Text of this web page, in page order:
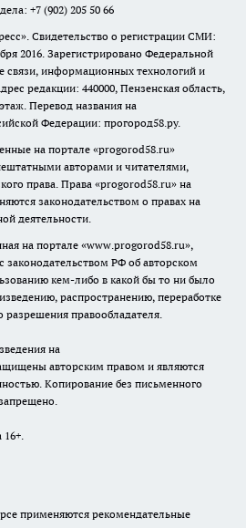
+7 (902) 205 50 66
Свидетельство о регистрации СМИ:
2016. Зарегистрировано Федеральной
связи, информационных технологий и
редакции: 440000, Пензенская область,
Перевод названия на
Федерации: прогород58.ру.
на портале «progorod58.ru»
авторами и читателями,
права. Права «progorod58.ru» на
законодательством о правах на
деятельности.
на портале «www.progorod58.ru»,
законодательством РФ об авторском
кем-либо в какой бы то ни было
распространению, переработке
разрешения правообладателя.
на
авторским правом и являются
Копирование без письменного
16+.
применяются рекомендательные